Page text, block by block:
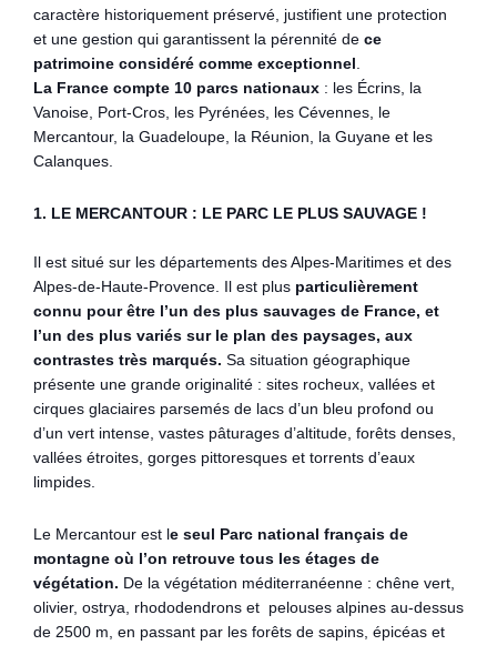
caractère historiquement préservé, justifient une protection
et une gestion qui garantissent la pérennité de ce
patrimoine considéré comme exceptionnel
La France compte 10 parcs nationaux : les Écrins, la
Vanoise, Port-Cros, les Pyrénées, les Cévennes, le
Mercantour, la Guadeloupe, la Réunion, la Guyane et les
Calanques.
1. LE MERCANTOUR : LE PARC LE PLUS SAUVAGE !
Il est situé sur les départements des Alpes-Maritimes et des
Alpes-de-Haute-Provence. Il est plus particulièrement
connu pour être l’un des plus sauvages de France, et
l’un des plus variés sur le plan des paysages, aux
contrastes très marqués. Sa situation géographique
présente une grande originalité : sites rocheux, vallées et
cirques glaciaires parsemés de lacs d’un bleu profond ou
d’un vert intense, vastes pâturages d’altitude, forêts denses,
vallées étroites, gorges pittoresques et torrents d’eaux
limpides.
Le Mercantour est le seul Parc national français de
montagne où l’on retrouve tous les étages de
végétation. De la végétation méditerranéenne : chêne vert,
olivier, ostrya, rhododendrons et pelouses alpines au-dessus
de 2500 m, en passant par les forêts de sapins, épicéas et